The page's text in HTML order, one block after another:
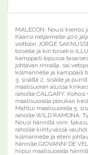
MALECON: Nousi kierros
Käänsi neljännelle 400
voittoon.JORGE
toiselle ja kiri
kamppaili lopussa
johtavan rinnalla, sai
kolmannelle ja kamppaili
3. sisältä 2. sisälle ja
maalisuoran alussa
rahoille.CALGARY:
maalisuoralla porukan
Mahtui maalisuoralla 5.
rahoille.WILD RAMONA:
Nousi hänniltä viim.
rahoille kiihtyvässä
kolmannelle ja eteni
hännille.GIOVANNI DE
hiipui maalisuoralla